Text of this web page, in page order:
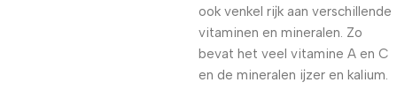
ook venkel rijk aan verschillende
vitaminen en mineralen. Zo
bevat het veel vitamine A en C
en de mineralen ijzer en kalium.